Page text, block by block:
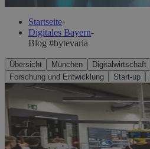
Startseite-
Digitales Bayern-
Blog #bytevaria
Übersicht München Digitalwirtschaft
Forschung und Entwicklung
Start-up